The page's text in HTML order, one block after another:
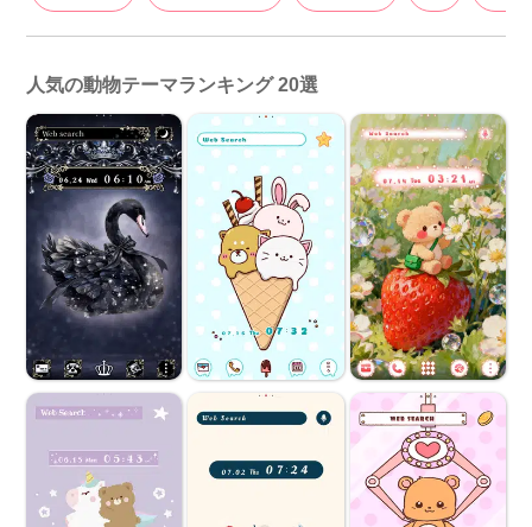
人気の動物テーマランキング 20選